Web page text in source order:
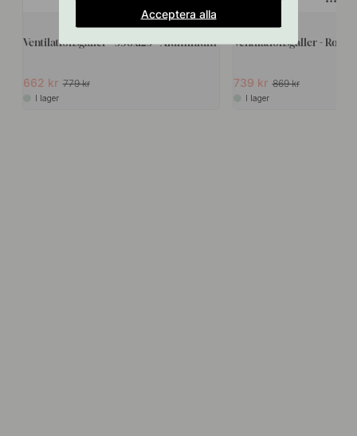
Ventilationsgaller - 598x125 - Aluminium
662 kr 779 kr
I lager
Ventilationsgaller -
739 kr 869 kr
I lager
Acceptera alla